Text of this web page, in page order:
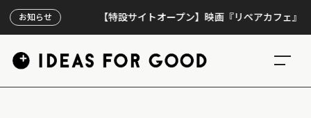
お知らせ 【特設サイトオープン】映画『リペアカフェ』、上映